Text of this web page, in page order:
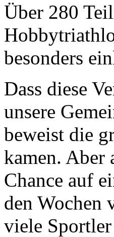
Über 280
besonders
Dass diese
unsere
beweist die
kamen. Aber
Chance auf
den Wochen
viele